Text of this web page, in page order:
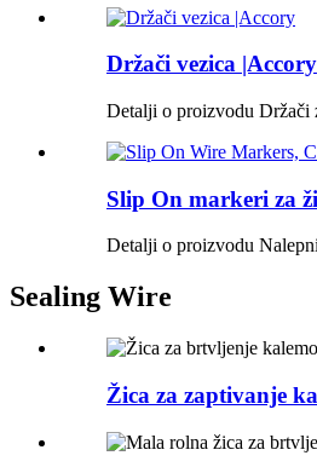
Držači vezica |Accory
Detalji o proizvodu Držači
Slip On markeri za
Detalji o proizvodu
Sealing Wire
Žica za zaptivanje